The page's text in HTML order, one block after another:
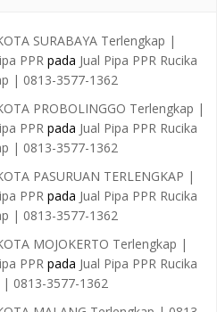
SURABAYA Terlengkap |
PPR pada Jual Pipa PPR Rucika
| 0813-3577-1362
PROBOLINGGO Terlengkap |
PPR pada Jual Pipa PPR Rucika
| 0813-3577-1362
PASURUAN TERLENGKAP |
PPR pada Jual Pipa PPR Rucika
| 0813-3577-1362
MOJOKERTO Terlengkap |
PPR pada Jual Pipa PPR Rucika
| 0813-3577-1362